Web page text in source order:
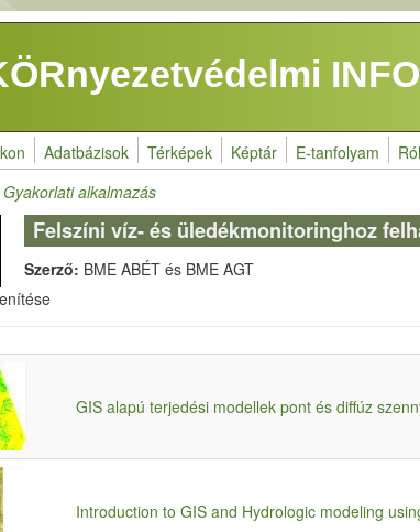
Adatbázisok Térképek Képtár E-tanfolyam
alkalmazás
Felszíni víz- és üledékmonitoringhoz
Szerző: BME ABÉT és BME AGT
GIS alapú terjedési modellek pont és diffúz
Introduction to GIS and Hydrologic modeling